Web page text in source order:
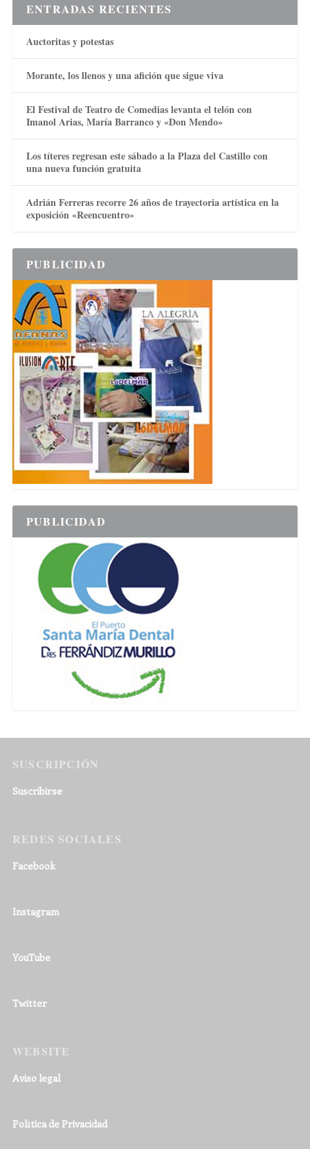
ENTRADAS RECIENTES
Auctoritas y potestas
Morante, los llenos y una afición que sigue viva
El Festival de Teatro de Comedias levanta el telón con
Imanol Arias, María Barranco y «Don Mendo»
Los títeres regresan este sábado a la Plaza del Castillo con
una nueva función gratuita
Adrián Ferreras recorre 26 años de trayectoria artística en la
exposición «Reencuentro»
PUBLICIDAD
PUBLICIDAD
SUSCRIPCIÓN
Suscribirse
REDES SOCIALES
Facebook
Instagram
YouTube
Twitter
WEBSITE
Aviso legal
Política de Privacidad